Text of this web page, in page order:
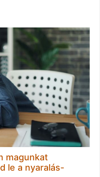
magunkat
le a nyaralás-